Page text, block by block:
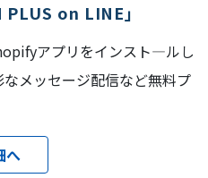
on LINE」
アプリをインスト―ルし
メッセージ配信など無料プ
へ